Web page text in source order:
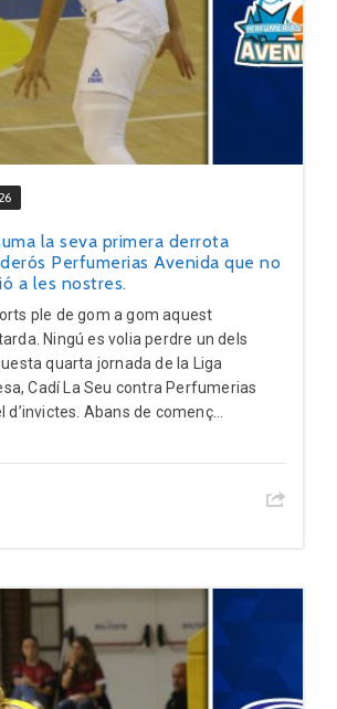
la seva primera derrota
Perfumerias Avenida que no
a les nostres.
ple de gom a gom aquest
Ningú es volia perdre un dels
quarta jornada de la Liga
Cadí La Seu contra Perfumerias
d’invictes. Abans de començ...